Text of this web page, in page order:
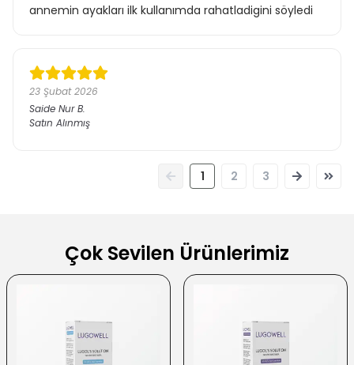
annemin ayakları ilk kullanımda rahatladigini söyledi
23 Şubat 2026
Saide NurB.
Satın Alınmış
1 2 3
Çok Sevilen Ürünlerimiz